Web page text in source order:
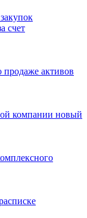
счет
активов
компании новый